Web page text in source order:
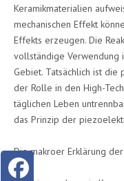
Keramikmaterialien
mechanischen Effekt
Effekts erzeugen. Die
vollständige Verwendung
Gebiet. Tatsächlich ist die
der Rolle in den High-
täglichen Leben
das Prinzip der
Die makroer Erklärung